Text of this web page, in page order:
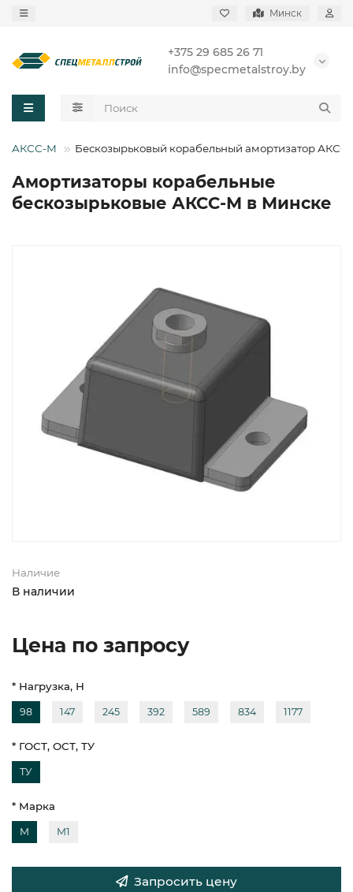
Минск
+375 29 685 26 71
info@specmetalstroy.by
АКСС-М Бескозырьковый корабельный амортизатор
Амортизаторы корабельные
бескозырьковые АКСС-М в Минске
Наличие
В наличии
Цена по запросу
* Нагрузка, Н
98 147 245 392 589 834 1177
* ГОСТ, ОСТ, ТУ
ТУ
* Марка
М М1
Запросить цену